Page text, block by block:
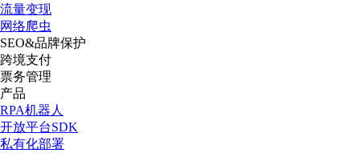
流量变现
网络爬虫
SEO&品牌保护
跨境支付
票务管理
产品
RPA机器人
开放平台SDK
私有化部署